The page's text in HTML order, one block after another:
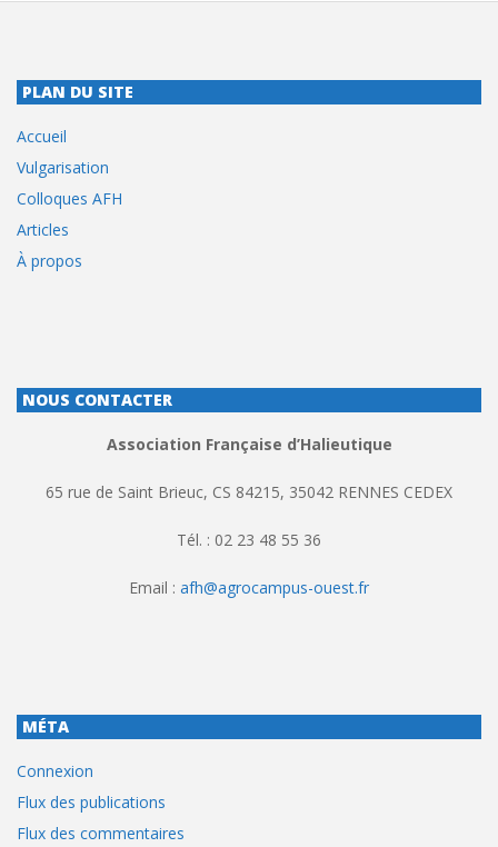
PLAN DU SITE
Accueil
Vulgarisation
Colloques AFH
Articles
À propos
NOUS CONTACTER
Association Française d’Halieutique
65 rue de Saint Brieuc, CS 84215, 35042 RENNES CEDEX
Tél. : 02 23 48 55 36
Email : afh@agrocampus-ouest.fr
MÉTA
Connexion
Flux des publications
Flux des commentaires